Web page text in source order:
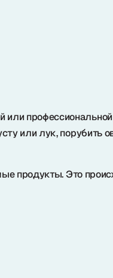
профессиональной
или лук, порубить
продукты. Это